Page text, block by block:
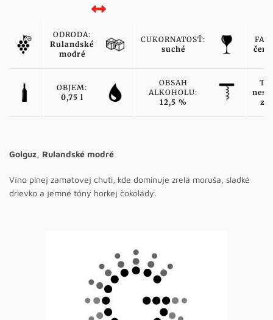
ODRODA:
Rulandské
modré
CUKORNATOSŤ:
suché
OBJEM:
0,75 l
OBSAH
ALKOHOLU:
12,5 %
Golguz, Rulandské modré
Víno plnej zamatovej chuti, kde dominuje zrelá moruša, sladké
drievko a jemné tóny horkej čokolády.